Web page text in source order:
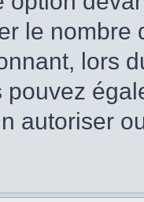
le nombre
lors
pouvez
autoriser